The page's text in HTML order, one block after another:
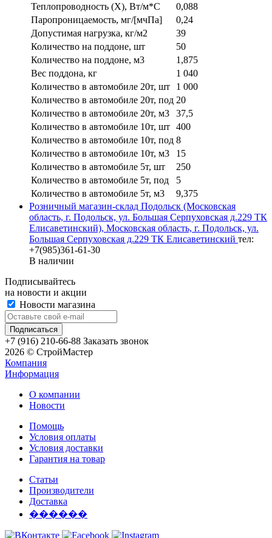
Теплопроводность (X), Вт/м*С
0,088
Паропроницаемость, мг/[мчПа]
0,24
Допустимая нагрузка, кг/м2
39
Количество на поддоне, шт
50
Количество на поддоне, м3
1,875
Вес поддона, кг
1 040
Количество в автомобиле 20т, шт
1 000
Количество в автомобиле 20т, под 20
Количество в автомобиле 20т, м3
37,5
Количество в автомобиле 10т, шт 400
Количество в автомобиле 10т, под 8
Количество в автомобиле 10т, м3
15
Количество в автомобиле 5т, шт
250
Количество в автомобиле 5т, под
5
Количество в автомобиле 5т, м3
9,375
Розничный магазин-склад Подольск (Московская
область, г. Подольск, ул. Большая Серпуховская д.229 ТК
Елисаветинский), Московская область, г. Подольск, ул.
Большая Серпуховская д.229 ТК Елисаветинский тел:
+7(985)361-61-30
В наличии
Подписывайтесь
на новости и акции
Новости магазина
+7 (916) 210-66-88 Заказать звонок
2026 © СтройМастер
Компания
Информация
О компании
Новости
Помощь
Условия оплаты
Условия доставки
Гарантия на товар
Статьи
Производители
Доставка
������